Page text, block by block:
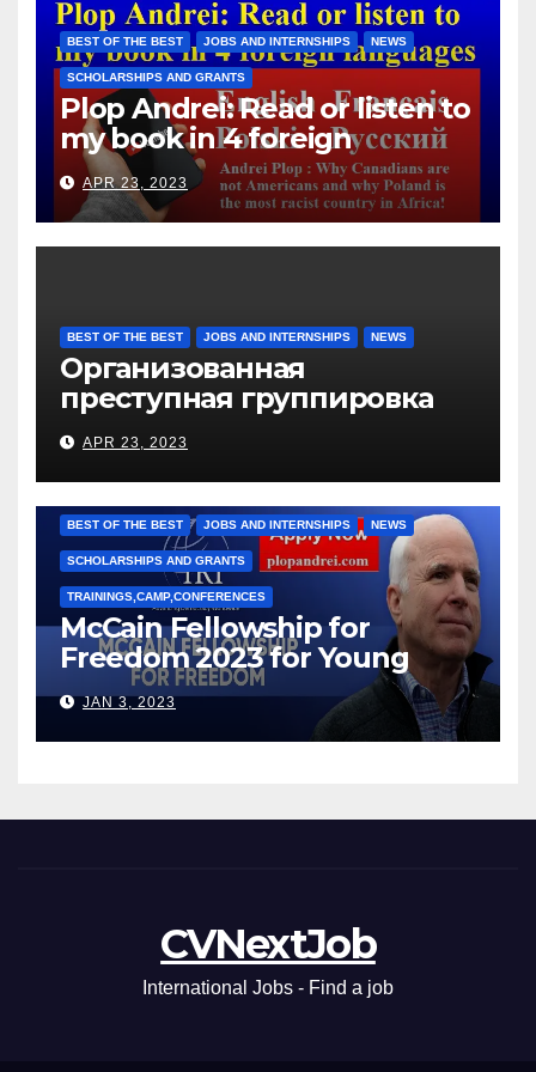
them for the days worked
BEST OF THE BEST JOBS AND INTERNSHIPS NEWS
SCHOLARSHIPS AND GRANTS
Plop Andrei: Read or listen to
my book in 4 foreign
languages
APR 23, 2023
BEST OF THE BEST JOBS AND INTERNSHIPS NEWS
Организованная
преступная группировка
под руководством Игоря
Рижкова (Ryzhkov Ihor) и
Марии Соколовой
APR 23, 2023
BEST OF THE BEST JOBS AND INTERNSHIPS NEWS
SCHOLARSHIPS AND GRANTS
TRAININGS,CAMP,CONFERENCES
McCain Fellowship for
Freedom 2023 for Young
Leaders
JAN 3, 2023
CVNextJob
International Jobs - Find a job